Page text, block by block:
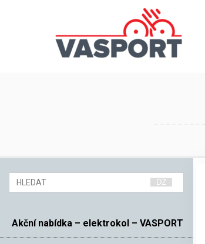
Akční nabídka – elektrokol – VASPORT